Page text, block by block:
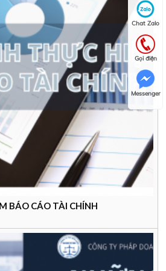
BÁO CÁO TÀI CHÍNH
Chat Zalo
Gọi điện
Messenger